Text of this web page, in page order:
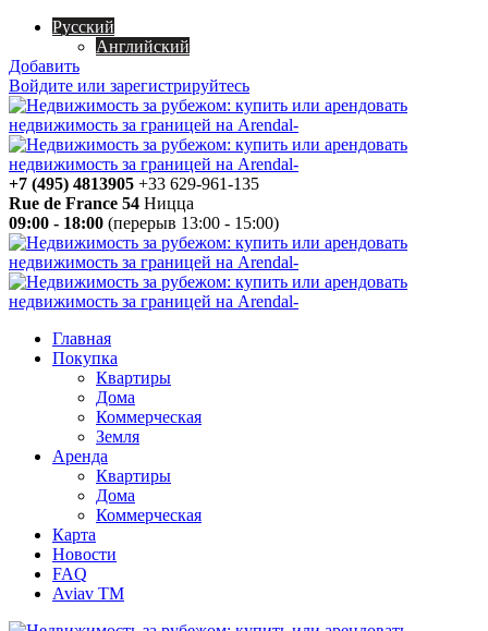
Русский
Английский
Добавить
Войдите или зарегистрируйтесь
+7 (495) 4813905 +33 629-961-135
Rue de France 54 Ницца
09:00 - 18:00 (перерыв 13:00 - 15:00)
Главная
Покупка
Квартиры
Дома
Коммерческая
Земля
Аренда
Квартиры
Дома
Коммерческая
Карта
Новости
FAQ
Aviav TM